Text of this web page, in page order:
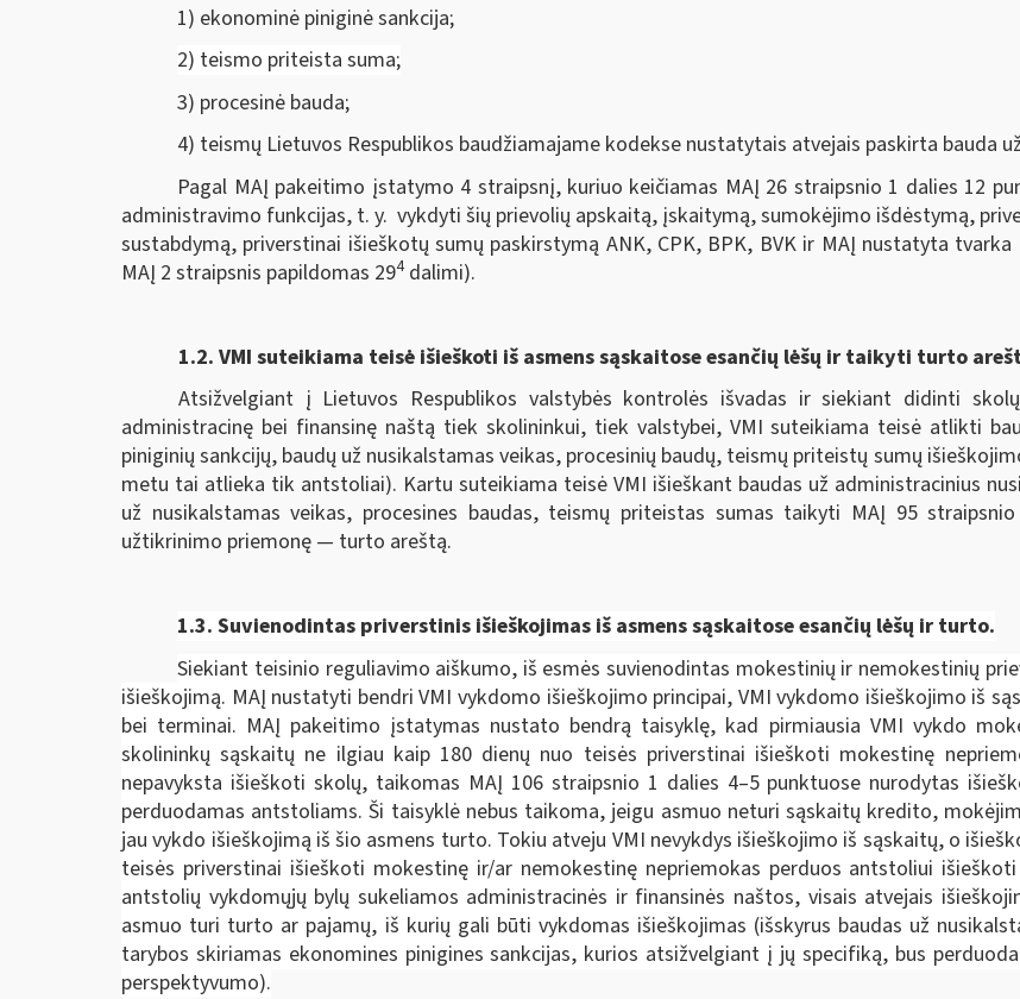
1) ekonominė piniginė sankcija;
2) teismo priteista suma;
3) procesinė bauda;
4) teismų Lietuvos Respublikos baudžiamajame kodekse nustatytais atvejais paskirta bauda
Pagal MAĮ pakeitimo įstatymo 4 straipsnį, kuriuo keičiamas MAĮ 26 straipsnio 1 dalies 12
administravimo funkcijas, t. y. vykdyti šių prievolių apskaitą, įskaitymą, sumokėjimo išdėstymą,
sustabdymą, priverstinai išieškotų sumų paskirstymą ANK, CPK, BPK, BVK ir MAĮ nustatyta
MAĮ 2 straipsnis papildomas 294dalimi).
1.2. VMI suteikiama teisė išieškoti iš asmens sąskaitose esančių lėšų ir taikyti turto
Atsižvelgiant į Lietuvos Respublikos valstybės kontrolės išvadas ir siekiant didinti
administracinę bei finansinę naštą tiek skolininkui, tiek valstybei, VMI suteikiama teisė atlikti
piniginių sankcijų, baudų už nusikalstamas veikas, procesinių baudų, teismų priteistų sumų
metu tai atlieka tik antstoliai). Kartu suteikiama teisė VMI išieškant baudas už administracinius
už nusikalstamas veikas, procesines baudas, teismų priteistas sumas taikyti MAĮ 95
užtikrinimo priemonę — turto areštą.
1.3. Suvienodintas priverstinis išieškojimas iš asmens sąskaitose esančių lėšų ir turto.
Siekiant teisinio reguliavimo aiškumo, iš esmės suvienodintas mokestinių ir nemokestinių
išieškojimą. MAĮ nustatyti bendri VMI vykdomo išieškojimo principai, VMI vykdomo išieškojimo iš
bei terminai. MAĮ pakeitimo įstatymas nustato bendrą taisyklę, kad pirmiausia VMI vykdo
skolininkų sąskaitų ne ilgiau kaip 180 dienų nuo teisės priverstinai išieškoti mokestinę
nepavyksta išieškoti skolų, taikomas MAĮ 106 straipsnio 1 dalies 4–5 punktuose nurodytas
perduodamas antstoliams. Ši taisyklė nebus taikoma, jeigu asmuo neturi sąskaitų kredito,
jau vykdo išieškojimą iš šio asmens turto. Tokiu atveju VMI nevykdys išieškojimo iš sąskaitų, o
teisės priverstinai išieškoti mokestinę ir/ar nemokestinę nepriemokas perduos antstoliui
antstolių vykdomųjų bylų sukeliamos administracinės ir finansinės naštos, visais atvejais
asmuo turi turto ar pajamų, iš kurių gali būti vykdomas išieškojimas (išskyrus baudas už
tarybos skiriamas ekonomines pinigines sankcijas, kurios atsižvelgiant į jų specifiką, bus
perspektyvumo).